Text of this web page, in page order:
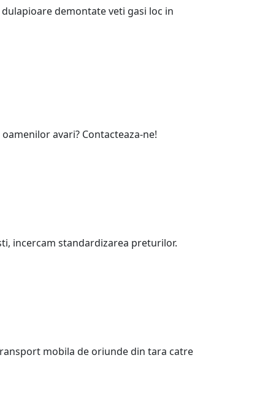
demontate veti gasi loc in
avari? Contacteaza-ne!
incercam standardizarea preturilor.
mobila de oriunde din tara catre